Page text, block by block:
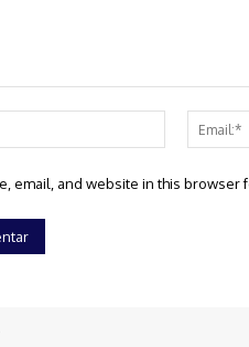
email, and website in this browser